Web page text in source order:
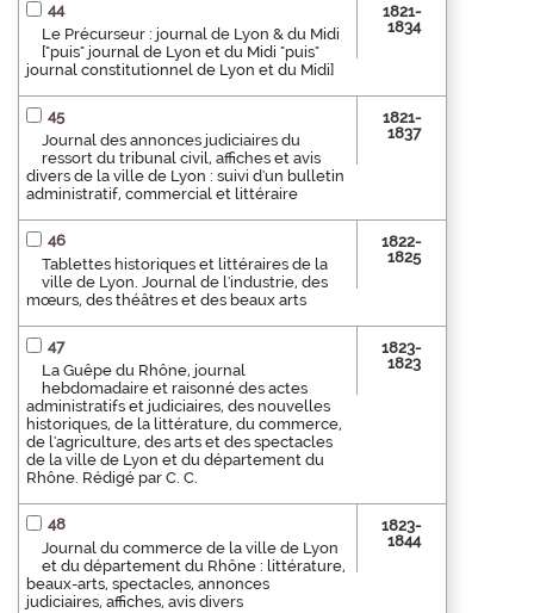
44
Le Précurseur : journal de Lyon & du Midi
["puis" journal de Lyon et du Midi "puis"
journal constitutionnel de Lyon et du Midi]
1821-
1834
45
Journal des annonces judiciaires du
ressort du tribunal civil, affiches et avis
divers de la ville de Lyon : suivi d'un bulletin
administratif, commercial et littéraire
1821-
1837
46
Tablettes historiques et littéraires de la
ville de Lyon. Journal de l'industrie, des
mœurs, des théâtres et des beaux arts
1822-
1825
47
La Guêpe du Rhône, journal
hebdomadaire et raisonné des actes
administratifs et judiciaires, des nouvelles
historiques, de la littérature, du commerce,
de l'agriculture, des arts et des spectacles
de la ville de Lyon et du département du
Rhône. Rédigé par C. C.
1823-
1823
48
Journal du commerce de la ville de Lyon
et du département du Rhône : littérature,
beaux-arts, spectacles, annonces
judiciaires, affiches, avis divers
1823-
1844